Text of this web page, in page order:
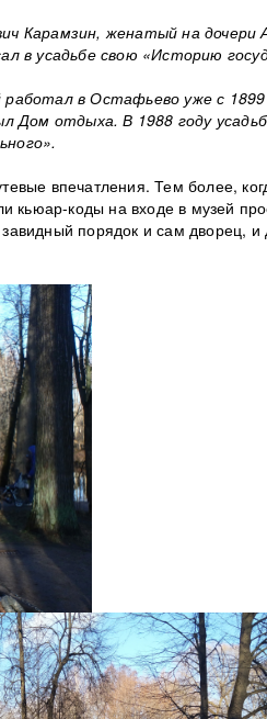
Карамзин, женатый на дочери
в усадьбе свою «Историю
в Остафьево уже с
Дом отдыха. В 1988 году
впечатления. Тем более,
кьюар-коды на входе в музей
порядок и сам дворец,